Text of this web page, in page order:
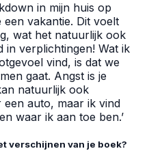
in mijn huis op
een vakantie. Dit voelt
wat het natuurlijk ook
in verplichtingen! Wat ik
vind, is dat we
gaat. Angst is je
natuurlijk ook
auto, maar ik vind
waar ik aan toe ben.’
verschijnen van je boek?